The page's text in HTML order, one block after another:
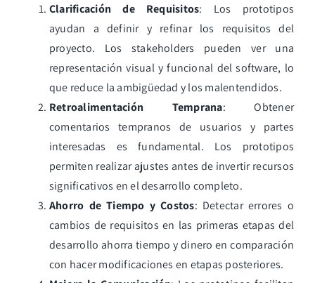
Clarificación de Requisitos: Los prototipos
ayudan a definir y refinar los requisitos del
proyecto. Los stakeholders pueden ver una
representación visual y funcional del software, lo
que reduce la ambigüedad y los malentendidos.
Retroalimentación Temprana: Obtener
comentarios tempranos de usuarios y partes
interesadas es fundamental. Los prototipos
permiten realizar ajustes antes de invertir recursos
significativos en el desarrollo completo.
Ahorro de Tiempo y Costos: Detectar errores o
cambios de requisitos en las primeras etapas del
desarrollo ahorra tiempo y dinero en comparación
con hacer modificaciones en etapas posteriores.